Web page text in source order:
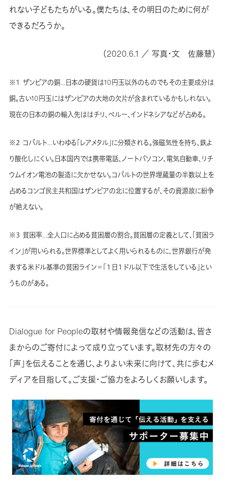
れない子どもたちがいる。僕たちは、その明日のために何が
できるだろうか。
（2020.6.1 ／ 写真・文 佐藤慧）
※１ ザンビアの銅…日本の硬貨は10円玉以外のものでもその主要成分は
銅。古い10円玉にはザンビアの大地の欠片が含まれているかもしれない。
現在の日本の銅の輸入先ははチリ、ペルー、インドネシアなどが占める。
※２ コバルト…いわゆる「レアメタル」に分類される。強磁気性を持ち、鉄よ
り酸化しにくい。日本国内では携帯電話、ノートパソコン、電気自動車、リチ
ウムイオン電池の製造に欠かせない。コバルトの世界埋蔵量の半数以上を
占めるコンゴ民主共和国はザンビアの北に位置するが、その資源故に紛争
が絶えない。
※３ 貧困率…全人口に占める貧困層の割合。貧困層の定義として、「貧困ラ
イン」が用いられる。世界標準としてよく用いられるものに、世界銀行が発
表する米ドル基準の貧困ライン＝「１日１ドル以下で生活をしている」とい
うものがある。
Dialogue for Peopleの取材や情報発信などの活動は、皆さ
まからのご寄付によって成り立っています。取材先の方々の
「声」を伝えることを通じ、よりよい未来に向けて、共に歩むメ
ディアを目指して。ご支援・ご協力をよろしくお願いします。